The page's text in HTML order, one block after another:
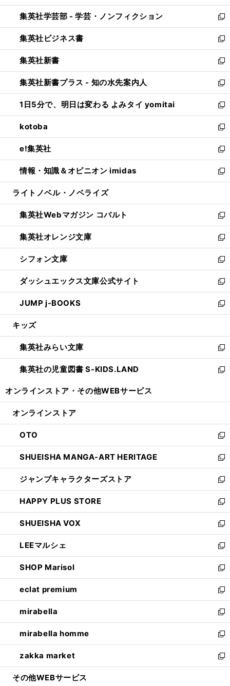
開
く
ウ
で
開
く
ン
ド
ウ
で
開
く
ウ
ィ
ン
ド
ウ
で
開
く
集英社学芸部 - 学芸・ノンフィクション
新
し
い
ウ
ィ
ン
ド
ウ
で
開
く
集英社ビジネス書
新
し
い
ウ
ィ
ン
ド
ウ
で
開
く
集英社新書
新
し
い
ウ
ィ
ン
ド
ウ
で
開
く
集英社新書プラス - 知の水先案内人
新
し
い
ウ
ィ
ン
ド
ウ
で
開
1日5分で、明日は変わる よみタイ yomitai
新
し
い
ウ
ィ
ン
ド
ウ
開
く
kotoba
新
し
い
ウ
ィ
ン
ウ
で
開
く
e!集英社
新
し
い
ウ
ン
ド
ウ
で
開
く
情報・知識＆オピニオン imidas
新
し
ウ
ィ
ン
ド
ウ
で
開
く
ライトノベル・ノベライズ
集英社Webマガジン コバルト
新
し
い
ウ
ィ
ン
ド
ウ
で
開
集英社オレンジ文庫
新
し
い
ウ
ィ
ン
ド
ウ
開
く
シフォン文庫
新
し
い
ウ
ィ
ン
ウ
で
開
く
ダッシュエックス文庫公式サイト
新
し
い
ウ
ン
ド
ウ
で
JUMP j-BOOKS
新
し
ウ
ィ
ン
ド
開
キッズ
集英社みらい文庫
新
し
い
ン
ウ
で
開
く
集英社の児童図書 S-KIDS.LAND
新
ウ
ン
ド
ウ
で
開
く
オンラインストア・ その他WEBサービス
オンラインストア
OTO
新
し
い
ウ
ィ
ン
ド
ウ
で
開
く
SHUEISHA MANGA-ART HERITAGE
新
し
い
ウ
ィ
ン
ド
ウ
で
開
く
ジャンプキャラクターズストア
新
し
い
ウ
ィ
ン
ド
ウ
で
開
く
HAPPY PLUS STORE
新
し
い
ウ
ィ
ン
ド
ウ
で
開
く
SHUEISHA VOX
新
し
い
ウ
ィ
ン
ド
ウ
で
開
く
LEEマルシェ
新
し
い
ウ
ィ
ン
ド
ウ
で
開
く
SHOP Marisol
新
し
い
ウ
ィ
ン
ド
ウ
で
開
eclat premium
新
し
い
ウ
ィ
ン
ド
ウ
mirabella
新
し
い
ウ
ィ
ン
mirabella homme
新
し
い
ウ
zakka market
新
し
その他WEBサービス